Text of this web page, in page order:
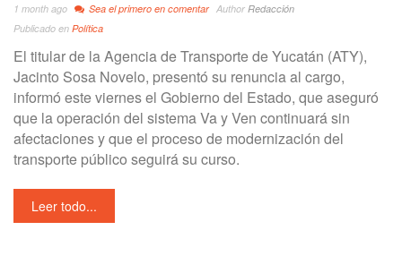
1 month ago Sea el primero en comentar Author Redacción
Publicado en Política
El titular de la Agencia de Transporte de Yucatán (ATY),
Jacinto Sosa Novelo, presentó su renuncia al cargo,
informó este viernes el Gobierno del Estado, que aseguró
que la operación del sistema Va y Ven continuará sin
afectaciones y que el proceso de modernización del
transporte público seguirá su curso.
Leer todo...